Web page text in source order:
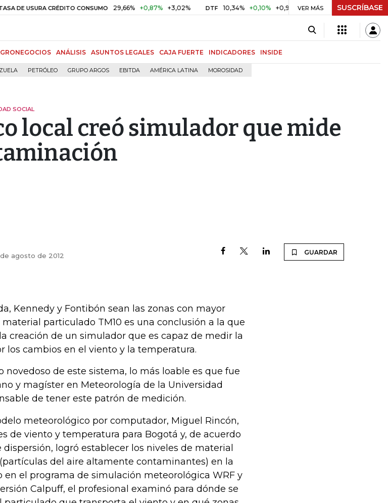
USURA CRÉDITO CONSUMO 29,66% +0,87% +3,02% DTF 10,34% +0,10% +0,98% UVR $ 416,91 +$ 0,05
VER MÁS SUSCRÍBASE
ANÁLISIS ASUNTOS LEGALES CAJA FUERTE INDICADORES INSIDE
PETRÓLEO GRUPO ARGOS EBITDA AMÉRICA LATINA MOROSIDAD
SOCIAL
local creó simulador que mide
agosto de 2012 GUARDAR
Kennedy y Fontibón sean las zonas con mayor
particulado TM10 es una conclusión a la que
creación de un simulador que es capaz de medir la
los cambios en el viento y la temperatura.
novedoso de este sistema, lo más loable es que fue
y magíster en Meteorología de la Universidad
de tener este patrón de medición.
meteorológico por computador, Miguel Rincón,
de viento y temperatura para Bogotá y, de acuerdo
logró establecer los niveles de material
del aire altamente contaminantes) en la
en el programa de simulación meteorológica WRF y
Calpuff, el profesional examinó para dónde se